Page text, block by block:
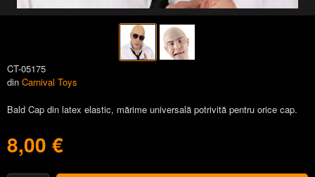
CT-05175
din Carnival Toys
Bald Cap din latex elastic, mărime universală potrivită pentru orice cap.
8,00 €